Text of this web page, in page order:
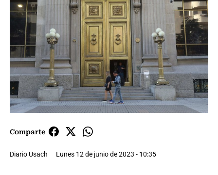
Comparte
Diario Usach Lunes 12 de junio de 2023 - 10:35